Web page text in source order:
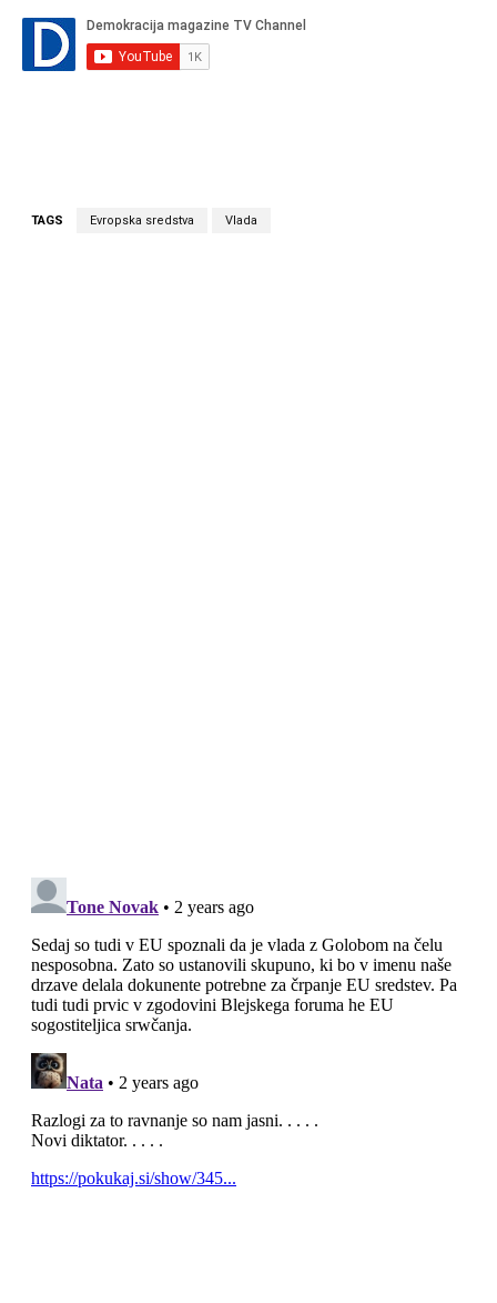
TAGS Evropska sredstva Vlada